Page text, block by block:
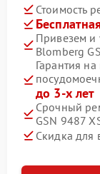
Стоимость
Привезем и
Blomberg
Гарантия
до 3-х лет
Срочный
GSN 9487
Скидка для